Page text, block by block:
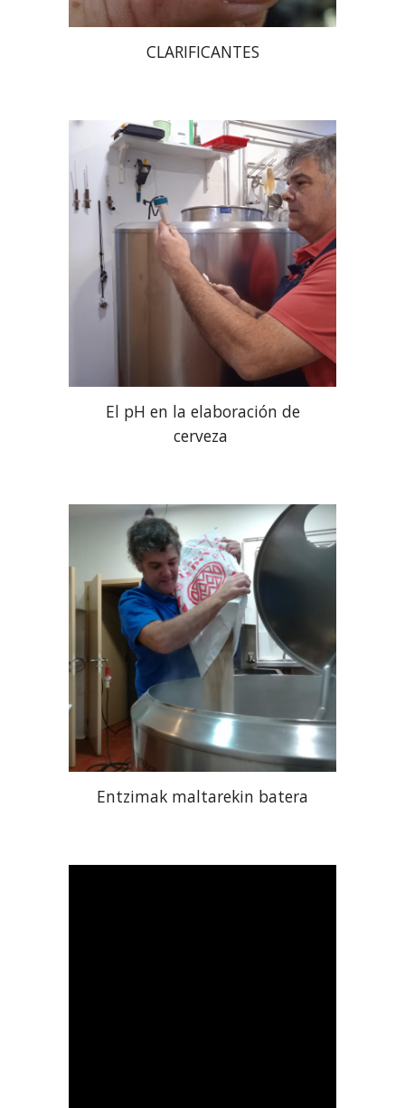
CLARIFICANTES
El pH en la elaboración de
cerveza
Entzimak maltarekin batera